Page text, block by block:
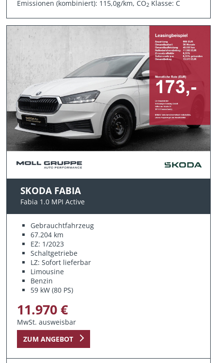
Emissionen (kombiniert): 115,0g/km, CO2 Klasse: C
SKODA FABIA
Fabia 1.0 MPI Active
Gebrauchtfahrzeug
67.204 km
EZ: 1/2023
Schaltgetriebe
LZ: Sofort lieferbar
Limousine
Benzin
59 kW (80 PS)
11.970 €
MwSt. ausweisbar
ZUM ANGEBOT